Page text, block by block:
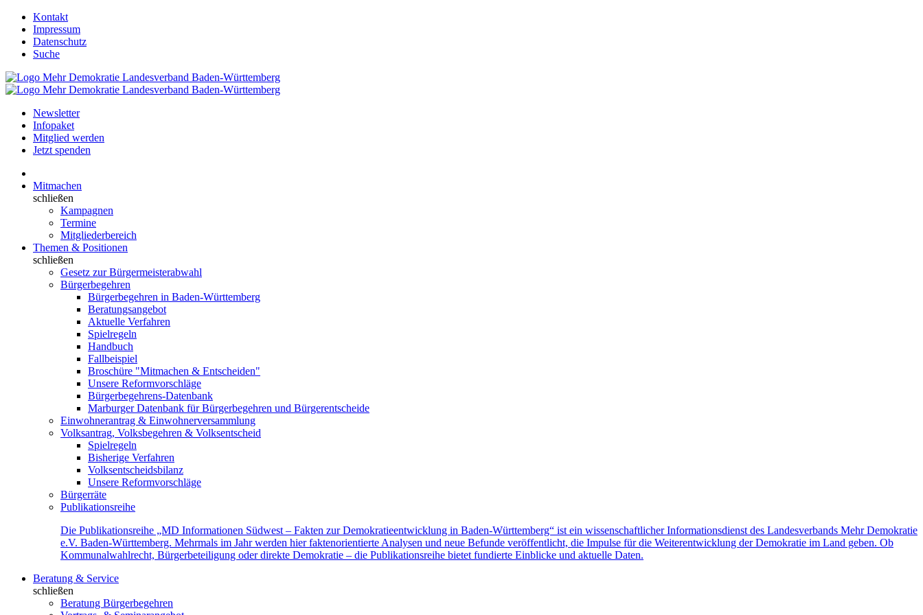
Kontakt
Impressum
Datenschutz
Suche
Newsletter
Infopaket
Mitglied werden
Jetzt spenden
Mitmachen
schließen
Kampagnen
Termine
Mitgliederbereich
Themen & Positionen
schließen
Gesetz zur Bürgermeisterabwahl
Bürgerbegehren
Bürgerbegehren in Baden-Württemberg
Beratungsangebot
Aktuelle Verfahren
Spielregeln
Handbuch
Fallbeispiel
Broschüre "Mitmachen & Entscheiden"
Unsere Reformvorschläge
Bürgerbegehrens-Datenbank
Marburger Datenbank für Bürgerbegehren und Bürgerentscheide
Einwohnerantrag & Einwohnerversammlung
Volksantrag, Volksbegehren & Volksentscheid
Spielregeln
Bisherige Verfahren
Volksentscheidsbilanz
Unsere Reformvorschläge
Bürgerräte
Publikationsreihe
Die Publikationsreihe „MD Informationen Südwest – Fakten zur Demokratieentwicklung in Baden-Württemberg“ ist ein wissenschaftlicher Informationsdienst des Landesverbands Mehr Demokratie
e.V. Baden-Württemberg. Mehrmals im Jahr werden hier faktenorientierte Analysen und neue Befunde veröffentlicht, die Impulse für die Weiterentwicklung der Demokratie im Land geben. Ob
Kommunalwahlrecht, Bürgerbeteiligung oder direkte Demokratie – die Publikationsreihe bietet fundierte Einblicke und aktuelle Daten.
Beratung & Service
schließen
Beratung Bürgerbegehren